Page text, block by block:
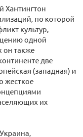
Хантингтон
по которой
культур,
одной
он также
две
(западная) и
жесткое
их